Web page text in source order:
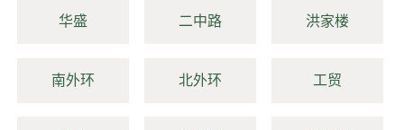
华盛 二中路 洪家楼
南外环 北外环 工贸